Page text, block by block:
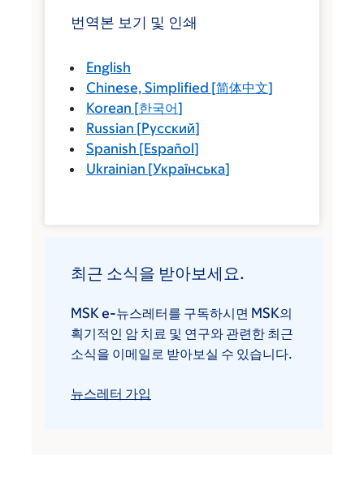
번역본 보기 및 인쇄
English
Chinese, Simplified [简体中文]
Korean [한국어]
Russian [Русский]
Spanish [Español]
Ukrainian [Українська]
최근 소식을 받아보세요.
MSK e-뉴스레터를 구독하시면 MSK의
획기적인 암 치료 및 연구와 관련한 최근
소식을 이메일로 받아보실 수 있습니다.
뉴스레터 가입